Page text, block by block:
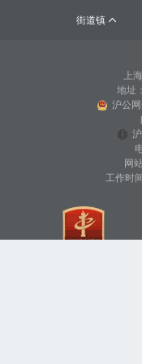
街道镇 
上
地址
沪公
网
工作时